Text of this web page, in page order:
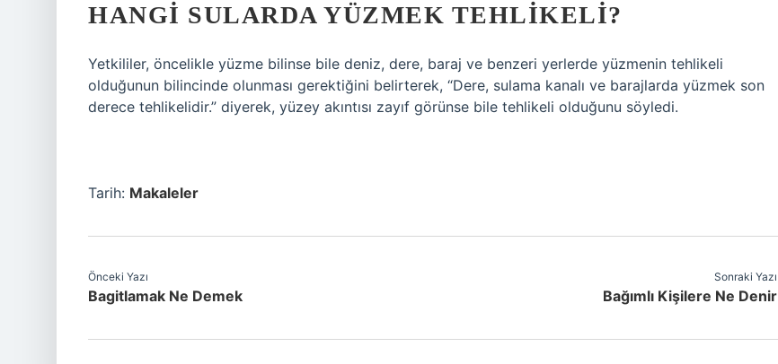
HANGI SULARDA YÜZMEK TEHLIKELI?
Yetkililer, öncelikle yüzme bilinse bile deniz, dere, baraj ve benzeri yerlerde yüzmenin tehlikeli
olduğunun bilincinde olunması gerektiğini belirterek, “Dere, sulama kanalı ve barajlarda yüzmek son
derece tehlikelidir.” diyerek, yüzey akıntısı zayıf görünse bile tehlikeli olduğunu söyledi.
Tarih: Makaleler
Önceki Yazı
Bagitlamak Ne Demek
Sonraki Yazı
Bağımlı Kişilere Ne Denir